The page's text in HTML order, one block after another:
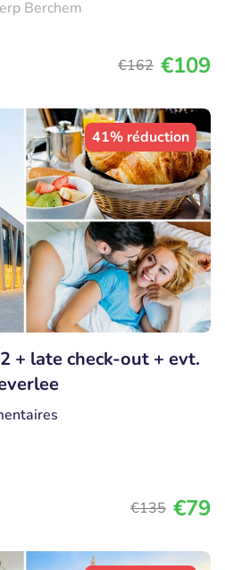
Berchem
€162 €109
41% réduction
+ late check-out + evt.
€135 €79